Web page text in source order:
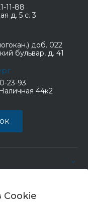
Cookie
11-88
д. 5 с. 3
доб. 022
бульвар, д. 41
23-93
44к2